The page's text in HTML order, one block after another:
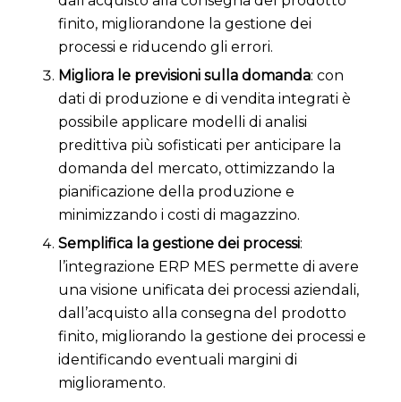
finito, migliorandone la gestione dei
processi e riducendo gli errori.
Migliora le previsioni sulla domanda: con
dati di produzione e di vendita integrati è
possibile applicare modelli di analisi
predittiva più sofisticati per anticipare la
domanda del mercato, ottimizzando la
pianificazione della produzione e
minimizzando i costi di magazzino.
Semplifica la gestione dei processi:
l’integrazione ERP MES permette di avere
una visione unificata dei processi aziendali,
dall’acquisto alla consegna del prodotto
finito, migliorando la gestione dei processi e
identificando eventuali margini di
miglioramento.